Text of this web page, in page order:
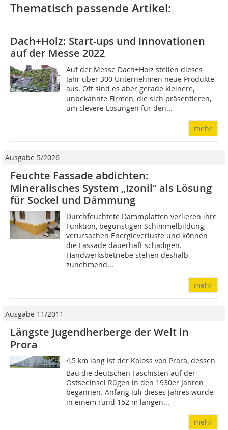
Thematisch passende Artikel:
Dach+Holz: Start-ups und Innovationen
auf der Messe 2022
Auf der Messe Dach+Holz stellen dieses
Jahr über 300 Unternehmen neue Produkte
aus. Oft sind es aber gerade kleinere,
unbekannte Firmen, die sich präsentieren,
um clevere Lösungen für den...
mehr
Ausgabe 5/2026
Feuchte Fassade abdichten:
Mineralisches System „Izonil“ als Lösung
für Sockel und Dämmung
Durchfeuchtete Dämmplatten verlieren ihre
Funktion, begünstigen Schimmelbildung,
verursachen Energieverluste und können
die Fassade dauerhaft schädigen.
Handwerksbetriebe stehen deshalb
zunehmend...
mehr
Ausgabe 11/2011
Längste Jugendherberge der Welt in
Prora
4,5 km lang ist der Koloss von Prora, dessen
Bau die deutschen Faschisten auf der
Ostseeinsel Rügen in den 1930er Jahren
begannen. Anfang Juli dieses Jahres wurde
in einem rund 152 m langen...
mehr